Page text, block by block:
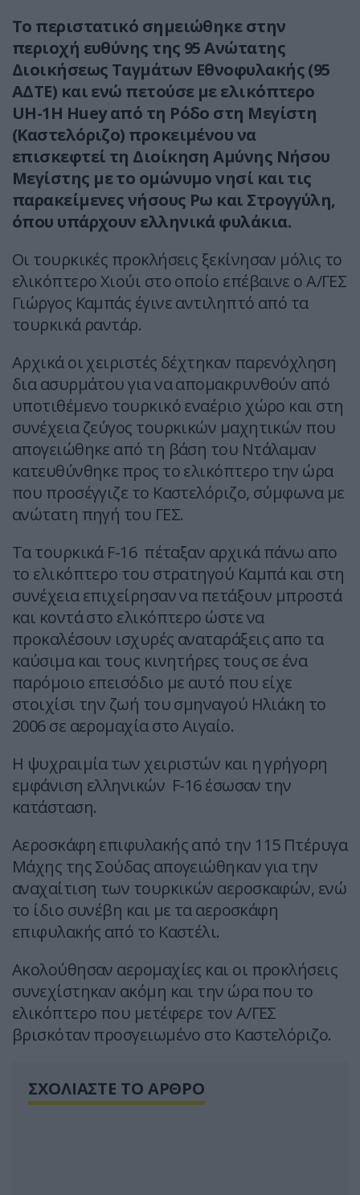
Το περιστατικό σημειώθηκε στην
περιοχή ευθύνης της 95 Ανώτατης
Διοικήσεως Ταγμάτων Εθνοφυλακής (95
ΑΔΤΕ) και ενώ πετούσε με ελικόπτερο
UH-1H Huey από τη Ρόδο στη Μεγίστη
(Καστελόριζο) προκειμένου να
επισκεφτεί τη Διοίκηση Αμύνης Νήσου
Μεγίστης με το ομώνυμο νησί και τις
παρακείμενες νήσους Ρω και Στρογγύλη,
όπου υπάρχουν ελληνικά φυλάκια.
Οι τουρκικές προκλήσεις ξεκίνησαν μόλις το
ελικόπτερο Χιούι στο οποίο επέβαινε ο Α/ΓΕΣ
Γιώργος Καμπάς έγινε αντιληπτό από τα
τουρκικά ραντάρ.
Αρχικά οι χειριστές δέχτηκαν παρενόχληση
δια ασυρμάτου για να απομακρυνθούν από
υποτιθέμενο τουρκικό εναέριο χώρο και στη
συνέχεια ζεύγος τουρκικών μαχητικών που
απογειώθηκε από τη βάση του Ντάλαμαν
κατευθύνθηκε προς το ελικόπτερο την ώρα
που προσέγγιζε το Καστελόριζο, σύμφωνα με
ανώτατη πηγή του ΓΕΣ.
Τα τουρκικά F-16 πέταξαν αρχικά πάνω απο
το ελικόπτερο του στρατηγού Καμπά και στη
συνέχεια επιχείρησαν να πετάξουν μπροστά
και κοντά στο ελικόπτερο ώστε να
προκαλέσουν ισχυρές αναταράξεις απο τα
καύσιμα και τους κινητήρες τους σε ένα
παρόμοιο επεισόδιο με αυτό που είχε
στοιχίσι την ζωή του σμηναγού Ηλιάκη το
2006 σε αερομαχία στο Αιγαίο.
Η ψυχραιμία των χειριστών και η γρήγορη
εμφάνιση ελληνικών F-16 έσωσαν την
κατάσταση.
Αεροσκάφη επιφυλακής από την 115 Πτέρυγα
Μάχης της Σούδας απογειώθηκαν για την
αναχαίτιση των τουρκικών αεροσκαφών, ενώ
το ίδιο συνέβη και με τα αεροσκάφη
επιφυλακής από το Καστέλι.
Ακολούθησαν αερομαχίες και οι προκλήσεις
συνεχίστηκαν ακόμη και την ώρα που το
ελικόπτερο που μετέφερε τον Α/ΓΕΣ
βρισκόταν προσγειωμένο στο Καστελόριζο.
ΣΧΟΛΙΑΣΤΕ ΤΟ ΑΡΘΡΟ